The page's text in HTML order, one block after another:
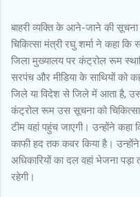
बाहरी व्यक्ति के आने-जाने की
चिकित्सा मंत्री रघु शर्मा ने कहा
जिला मुख्यालय पर कंट्रोल रूम
सरपंच और मीडिया के साथियों को
जिले या विदेश से जिले में आता है,
कंट्रोल रूम उस सूचना को चिकित्सा
टीम वहां पहुंच जाएगी। उन्होंने
काफी हद तक कवर किया है। उन्होंने
अधिकारियों का दल वहां भेजना
रहेगी।